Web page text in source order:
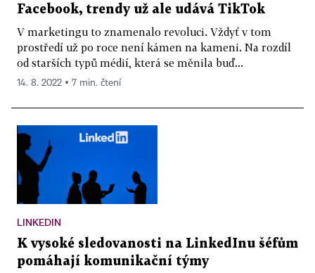
Facebook, trendy už ale udává TikTok
V marketingu to znamenalo revoluci. Vždyť v tom
prostředí už po roce není kámen na kameni. Na rozdíl
od starších typů médií, která se měnila buď...
14. 8. 2022 ▪ 7 min. čtení
LINKEDIN
K vysoké sledovanosti na LinkedInu šéfům
pomáhají komunikační týmy